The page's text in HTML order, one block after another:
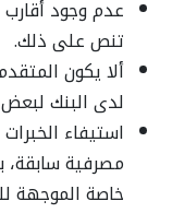
عدم وجود
تنص على ذلك.
ألا يكون
لدى البنك
استيفاء
مصرفية سابقة،
خاصة الموجهة